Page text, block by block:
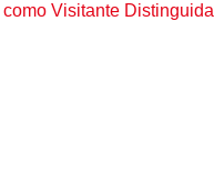
Visitante Distinguida